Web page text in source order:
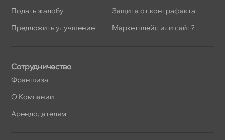
Подать жалобу
Предложить улучшение
Защита от контрафакта
Маркетплейс или сайт?
Сотрудничество
Франшиза
О Компании
Арендодателям